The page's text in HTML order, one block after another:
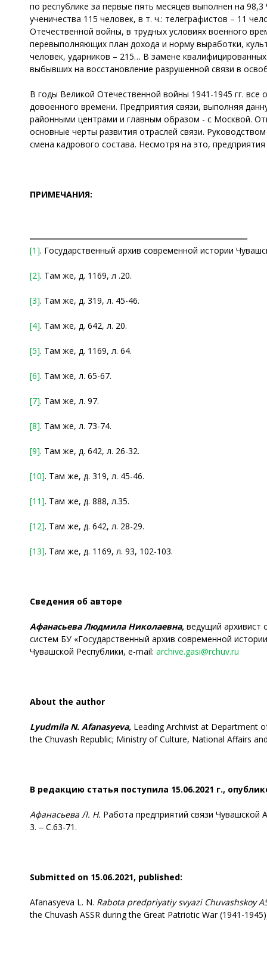
по республике за первые пять месяцев выполнен на
ученичества 115 человек, в т. ч.: телеграфистов – 11
Отечественной войны, в трудных условиях военного
перевыполняющих план дохода и норму выработки,
человек, ударников – 215… В замене
выбывших на восстановление разрушенной связи в
В годы Великой Отечественной войны 1941-1945 гг.
довоенного времени. Предприятия связи, выполняя
районными центрами и главным образом - с Москвой.
основные черты развития отраслей связи.
смена кадрового состава. Несмотря на это,
ПРИМЕЧАНИЯ:
[1]. Государственный архив современной истории
[2]. Там же, д. 1169, л .20.
[3]. Там же, д. 319, л. 45-46.
[4]. Там же, д. 642, л. 20.
[5]. Там же, д. 1169, л. 64.
[6]. Там же, л. 65-67.
[7]. Там же, л. 97.
[8]. Там же, л. 73-74.
[9]. Там же, д. 642, л. 26-32.
[10]. Там же, д. 319, л. 45-46.
[11]. Там же, д. 888, л.35.
[12]. Там же, д. 642, л. 28-29.
[13]. Там же, д. 1169, л. 93, 102-103.
Сведения об авторе
Афанасьева Людмила Николаевна, ведущий архивист
систем БУ «Государственный архив современной
Чувашской Республики, e-mail: archive.gasi@rchuv.ru
About the author
Lyudmila N. Afanasyeva, Leading Archivist at Department
the Chuvash Republic; Ministry of Culture, National Affairs
В редакцию статья поступила 15.06.2021 г.,
Афанасьева Л. Н. Работа предприятий связи
3. ‒ С.63-71.
Submitted on 15.06.2021, published:
Afanasyeva L. N. Rabota predpriyatiy svyazi Chuvashskoy
the Chuvash ASSR during the Great Patriotic War (1941-